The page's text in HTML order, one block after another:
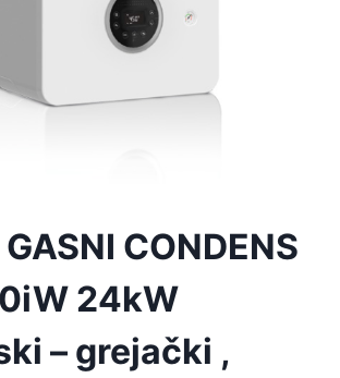
CONDENS
24kW
– grejački ,